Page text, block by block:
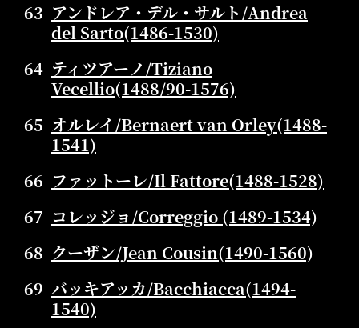
63 アンドレア・デル・サルト/Andrea
del Sarto(1486-1530)
64 ティツアーノ/Tiziano
Vecellio(1488/90-1576)
65 オルレイ/Bernaert van Orley(1488-
1541)
66 ファットーレ/Il Fattore(1488-1528)
67 コレッジョ/Correggio (1489-1534)
68 クーザン/Jean Cousin(1490-1560)
69 バッキアッカ/Bacchiacca(1494-
1540)